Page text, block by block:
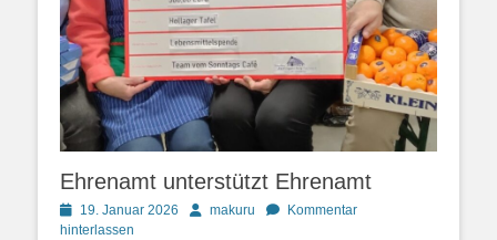
Ehrenamt unterstützt Ehrenamt
Posted
on
19. Januar 2026 Autormakuru
Kommentar
hinterlassen